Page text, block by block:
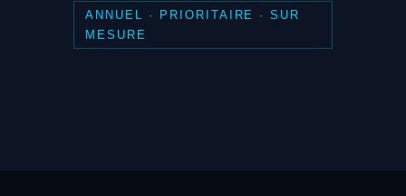
ANNUEL · PRIORITAIRE · SUR
MESURE